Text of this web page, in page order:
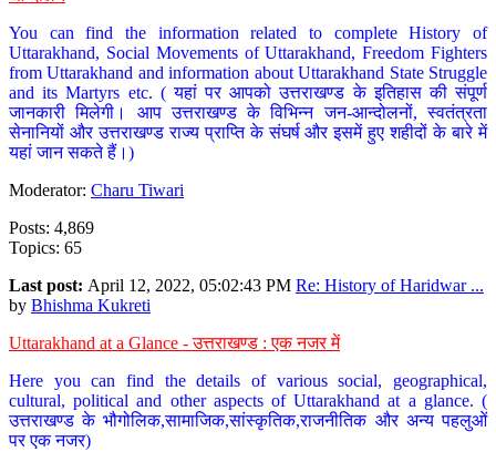
You can find the information related to complete History of
Uttarakhand, Social Movements of Uttarakhand, Freedom Fighters
from Uttarakhand and information about Uttarakhand State Struggle
and its Martyrs etc. ( यहां पर आपको उत्तराखण्ड के इतिहास की संपूर्ण
जानकारी मिलेगी। आप उत्तराखण्ड के विभिन्न जन-आन्दोलनों, स्वतंत्रता
सेनानियों और उत्तराखण्ड राज्य प्राप्ति के संघर्ष और इसमें हुए शहीदों के बारे में
यहां जान सकते हैं।)
Moderator: Charu Tiwari
Posts: 4,869
Topics: 65
Last post: April 12, 2022, 05:02:43 PM Re: History of Haridwar ...
by Bhishma Kukreti
Uttarakhand at a Glance - उत्तराखण्ड : एक नजर में
Here you can find the details of various social, geographical,
cultural, political and other aspects of Uttarakhand at a glance. (
उत्तराखण्ड के भौगोलिक,सामाजिक,सांस्कृतिक,राजनीतिक और अन्य पहलुओं
पर एक नजर)